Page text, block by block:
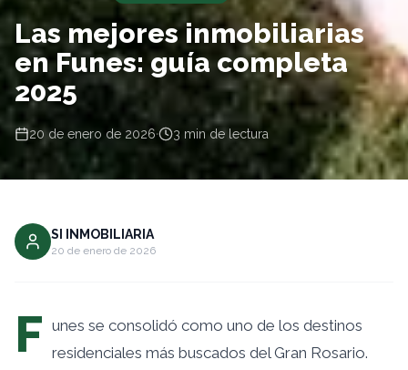
Las mejores inmobiliarias
en Funes: guía completa
2025
20 de enero de 2026· 3 min de lectura
SI INMOBILIARIA
20 de enero de 2026
F unes se consolidó como uno de los destinos
residenciales más buscados del Gran Rosario.